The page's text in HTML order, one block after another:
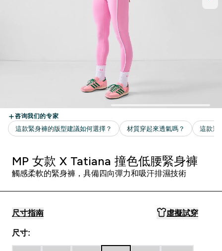
MP 女款 X Tatiana 撞色低腰緊身褲
觸感柔軟的緊身褲，具備四向彈力和吸汗排濕技術
尺寸指南 虛擬試穿
尺寸: